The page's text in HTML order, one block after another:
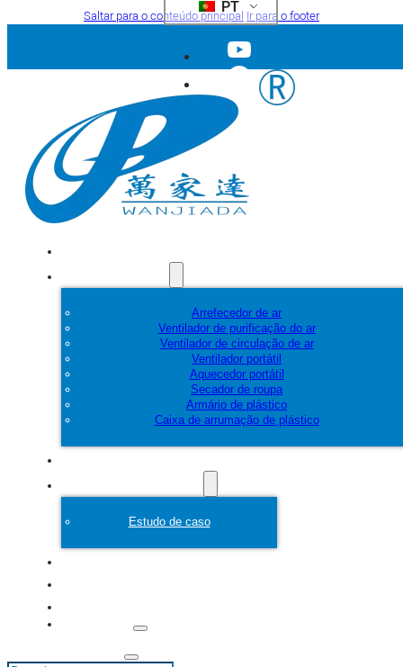
Saltar para o conteúdo principal Ir para o footer
PT
Arrefecedor de ar
Ventilador de purificação do ar
Ventilador de circulação de ar
Ventilador portátil
Aquecedor portátil
Secador de roupa
Armário de plástico
Caixa de arrumação de plástico
Estudo de caso